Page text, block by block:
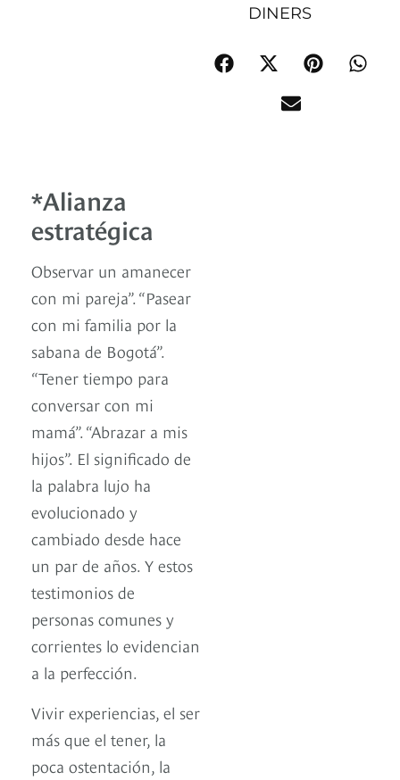
DINERS
*Alianza
estratégica
Observar un amanecer
con mi pareja”. “Pasear
con mi familia por la
sabana de Bogotá”.
“Tener tiempo para
conversar con mi
mamá”. “Abrazar a mis
hijos”. El significado de
la palabra lujo ha
evolucionado y
cambiado desde hace
un par de años. Y estos
testimonios de
personas comunes y
corrientes lo evidencian
a la perfección.
Vivir experiencias, el ser
más que el tener, la
poca ostentación, la